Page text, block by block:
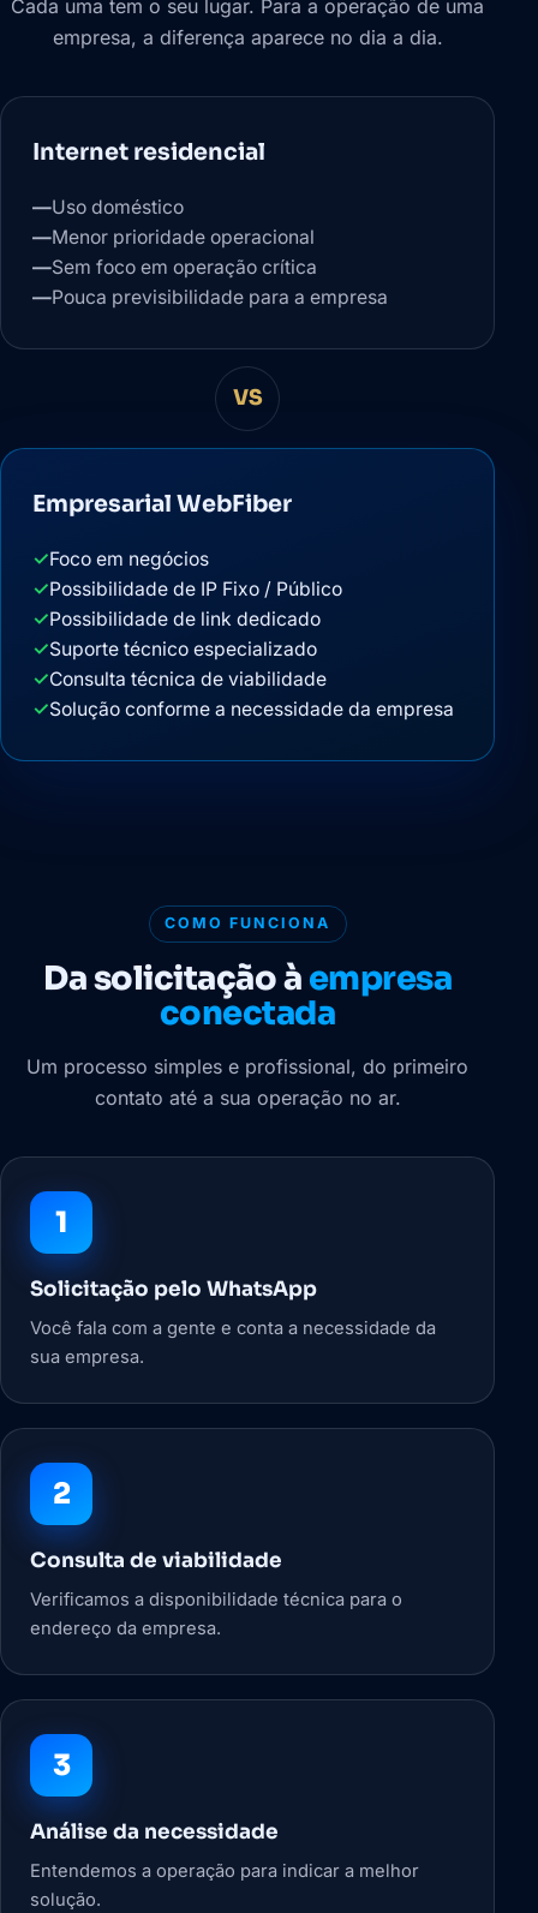
Cada uma tem o seu lugar. Para a operação de uma
empresa, a diferença aparece no dia a dia.
Internet residencial
—Uso doméstico
—Menor prioridade operacional
—Sem foco em operação crítica
—Pouca previsibilidade para a empresa
VS
Empresarial WebFiber
✓Foco em negócios
✓Possibilidade de IP Fixo / Público
✓Possibilidade de link dedicado
✓Suporte técnico especializado
✓Consulta técnica de viabilidade
✓Solução conforme a necessidade da empresa
COMO FUNCIONA
Da solicitação à empresa
conectada
Um processo simples e profissional, do primeiro
contato até a sua operação no ar.
1
Solicitação pelo WhatsApp
Você fala com a gente e conta a necessidade da
sua empresa.
2
Consulta de viabilidade
Verificamos a disponibilidade técnica para o
endereço da empresa.
3
Análise da necessidade
Entendemos a operação para indicar a melhor
solução.